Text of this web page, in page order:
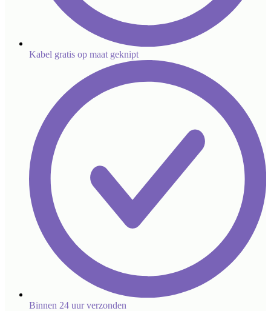
Kabel gratis op maat geknipt
Binnen 24 uur verzonden